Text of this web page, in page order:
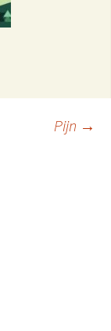
Pijn →